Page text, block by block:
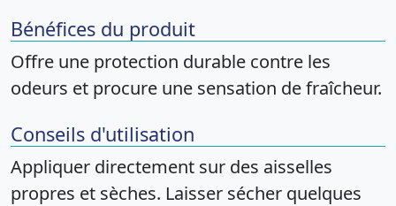
Bénéfices du produit
Offre une protection durable contre les
odeurs et procure une sensation de fraîcheur.
Conseils d'utilisation
Appliquer directement sur des aisselles
propres et sèches. Laisser sécher quelques